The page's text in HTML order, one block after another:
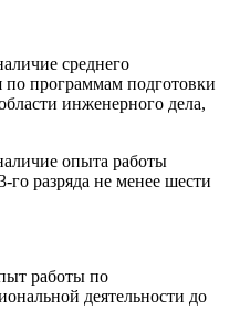
среднего
по программам подготовки
инженерного дела,
опыта работы
разряда не менее шести
работы по
деятельности до